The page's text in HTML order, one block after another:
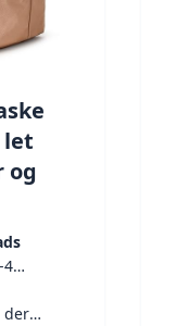
let
og
4
der